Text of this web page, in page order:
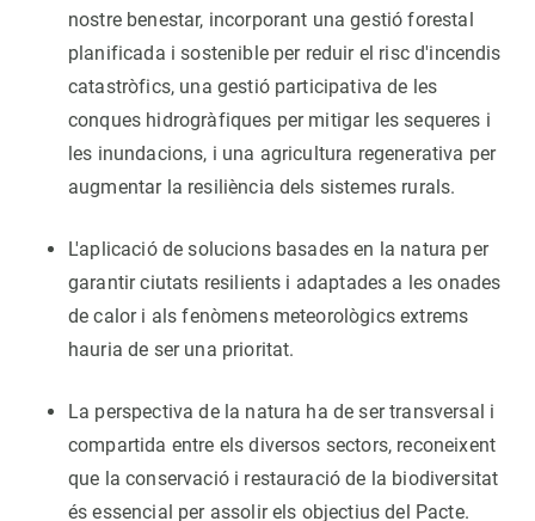
nostre benestar, incorporant una gestió forestal
planificada i sostenible per reduir el risc d'incendis
catastròfics, una gestió participativa de les
conques hidrogràfiques per mitigar les sequeres i
les inundacions, i una agricultura regenerativa per
augmentar la resiliència dels sistemes rurals.
L'aplicació de solucions basades en la natura per
garantir ciutats resilients i adaptades a les onades
de calor i als fenòmens meteorològics extrems
hauria de ser una prioritat.
La perspectiva de la natura ha de ser transversal i
compartida entre els diversos sectors, reconeixent
que la conservació i restauració de la biodiversitat
és essencial per assolir els objectius del Pacte.